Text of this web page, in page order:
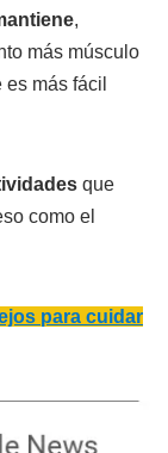
,
más músculo
es más fácil
que
como el
para cuidar